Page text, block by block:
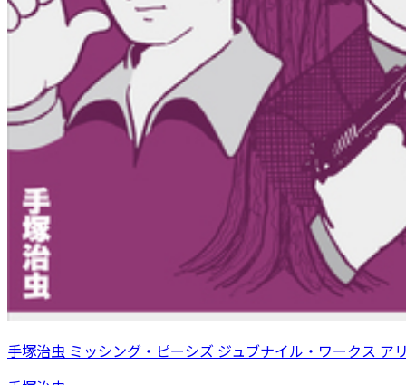
手塚治虫 ミッシング・ピーシズ ジュブナイル・ワークス ア